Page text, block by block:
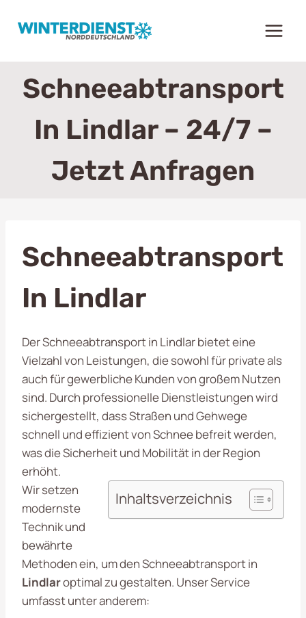
Inhalt
Schneeabtransport
In Lindlar – 24/7 –
Jetzt Anfragen
Schneeabtransport
In Lindlar
Der Schneeabtransport in Lindlar bietet eine
Vielzahl von Leistungen, die sowohl für private als
auch für gewerbliche Kunden von großem Nutzen
sind. Durch professionelle Dienstleistungen wird
sichergestellt, dass Straßen und Gehwege
schnell und effizient von Schnee befreit werden,
was die Sicherheit und Mobilität in der Region
erhöht.
Inhaltsverzeichnis
Wir setzen
modernste
Technik und
bewährte
Methoden ein, um den Schneeabtransport in
Lindlaroptimal zu gestalten. Unser Service
umfasst unter anderem: